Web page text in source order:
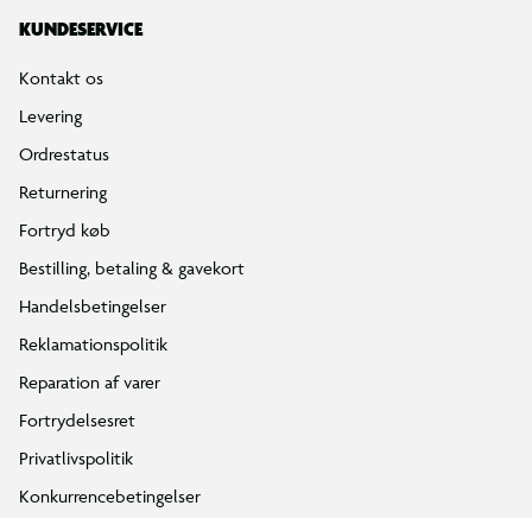
KUNDESERVICE
Kontakt os
Levering
Ordrestatus
Returnering
Fortryd køb
Bestilling, betaling & gavekort
Handelsbetingelser
Reklamationspolitik
Reparation af varer
Fortrydelsesret
Privatlivspolitik
Konkurrencebetingelser